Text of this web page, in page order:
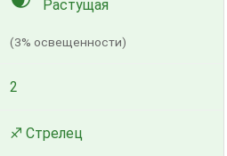
Растущая
(3% освещенности)
2
♐ Стрелец